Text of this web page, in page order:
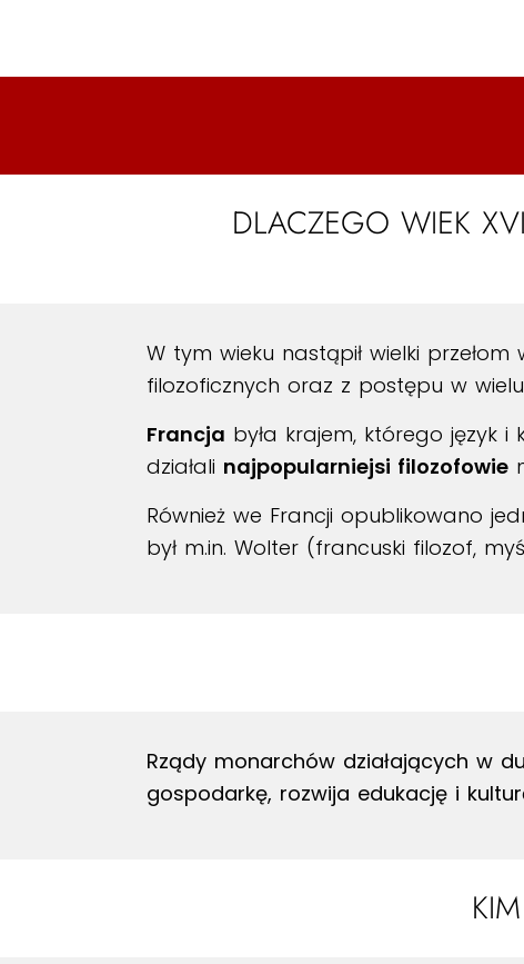
DLACZEGO WIEK
W tym wieku nastąpił wielki
filozoficznych oraz z postępu w
Francja była krajem, którego język i
działali najpopularniejsi filozofowie
Również we Francji opublikowano
był m.in. Wolter (francuski filozof,
Rządy monarchów działających w
gospodarkę, rozwija edukację i